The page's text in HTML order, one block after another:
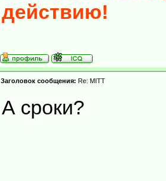
действию!
Заголовок сообщения: Re: MITT
А сроки?